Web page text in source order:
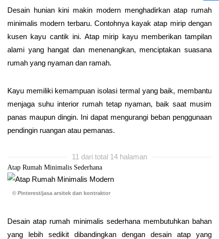
Desain hunian kini makin modern menghadirkan atap rumah
minimalis modern terbaru. Contohnya kayak atap mirip dengan
kusen kayu cantik ini. Atap mirip kayu memberikan tampilan
alami yang hangat dan menenangkan, menciptakan suasana
rumah yang nyaman dan ramah.
Kayu memiliki kemampuan isolasi termal yang baik, membantu
menjaga suhu interior rumah tetap nyaman, baik saat musim
panas maupun dingin. Ini dapat mengurangi beban penggunaan
pendingin ruangan atau pemanas.
11 dari total 14 halaman
Atap Rumah Minimalis Sederhana
© Pinterest/jasa arsitek dan kontraktor
Desain atap rumah minimalis sederhana membutuhkan bahan
yang lebih sedikit dibandingkan dengan desain atap yang